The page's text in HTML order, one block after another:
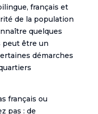
français et
de la population
quelques
peut être un
démarches
français ou
pas : de